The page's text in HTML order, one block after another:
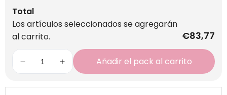
Total
Los artículos seleccionados se agregarán
al carrito.
€83,77
Añadir el pack al carrito